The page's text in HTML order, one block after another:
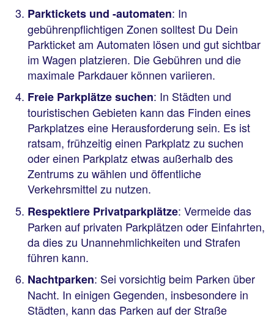
Parktickets und -automaten: In
gebührenpflichtigen Zonen solltest Du Dein
Parkticket am Automaten lösen und gut sichtbar
im Wagen platzieren. Die Gebühren und die
maximale Parkdauer können variieren.
Freie Parkplätze suchen: In Städten und
touristischen Gebieten kann das Finden eines
Parkplatzes eine Herausforderung sein. Es ist
ratsam, frühzeitig einen Parkplatz zu suchen
oder einen Parkplatz etwas außerhalb des
Zentrums zu wählen und öffentliche
Verkehrsmittel zu nutzen.
Respektiere Privatparkplätze: Vermeide das
Parken auf privaten Parkplätzen oder Einfahrten,
da dies zu Unannehmlichkeiten und Strafen
führen kann.
Nachtparken: Sei vorsichtig beim Parken über
Nacht. In einigen Gegenden, insbesondere in
Städten, kann das Parken auf der Straße